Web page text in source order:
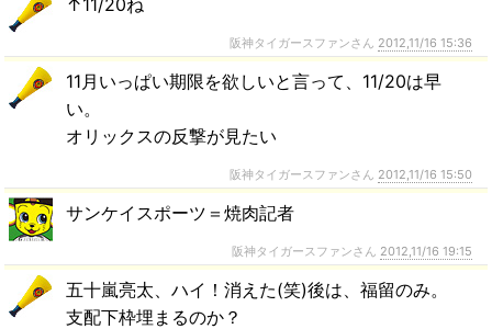
阪神タイガースファンさん 2012,11/16 15:36
11月いっぱい期限を欲しいと言って、11/20は早
い。
オリックスの反撃が見たい
阪神タイガースファンさん 2012,11/16 15:50
サンケイスポーツ＝焼肉記者
阪神タイガースファンさん 2012,11/16 19:15
五十嵐亮太、ハイ！消えた(笑)後は、福留のみ。
支配下枠埋まるのか？